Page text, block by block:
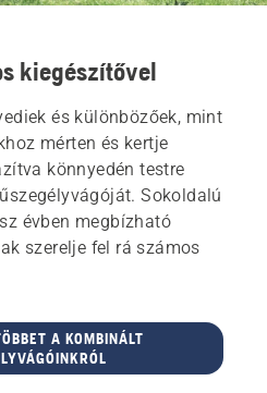
kiegészítővel
és különbözőek, mint
mérten és kertje
könnyedén testre
Sokoldalú
évben megbízható
szerelje fel rá számos
A KOMBINÁLT